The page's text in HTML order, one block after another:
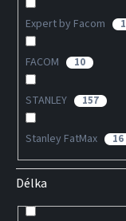
Expert by Facom 1
FACOM 10
STANLEY 157
Stanley FatMax 16
Délka